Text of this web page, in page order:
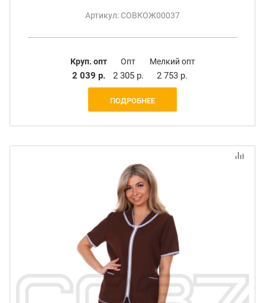
Артикул: СОВКОЖ00037
Круп. опт
2 039 р.
Опт
2 305 р.
Мелкий опт
2 753 р.
ПОДРОБНЕЕ